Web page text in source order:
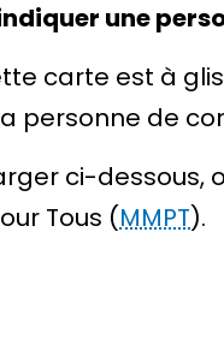
une
carte est à
personne de
ci-dessous,
Tous (MMPT).